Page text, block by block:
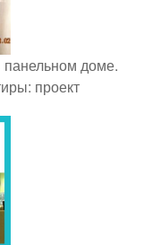
панельном доме.
проект